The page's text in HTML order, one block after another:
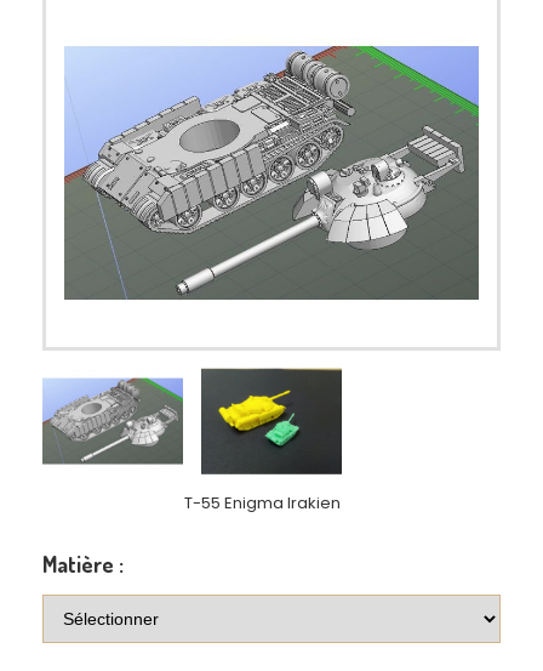
T-55 Enigma Irakien
Matière :